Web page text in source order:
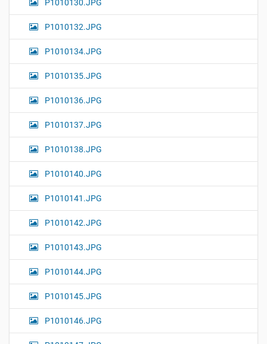
P1010130.JPG
P1010132.JPG
P1010134.JPG
P1010135.JPG
P1010136.JPG
P1010137.JPG
P1010138.JPG
P1010140.JPG
P1010141.JPG
P1010142.JPG
P1010143.JPG
P1010144.JPG
P1010145.JPG
P1010146.JPG